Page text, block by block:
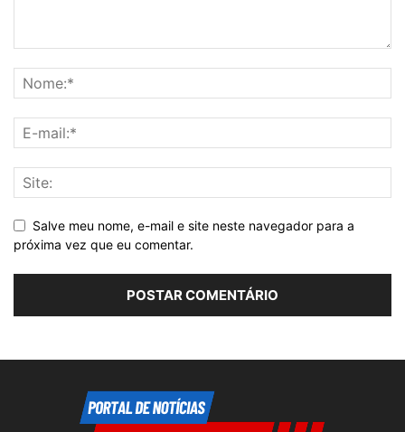
Salve meu nome, e-mail e site neste navegador para a
próxima vez que eu comentar.